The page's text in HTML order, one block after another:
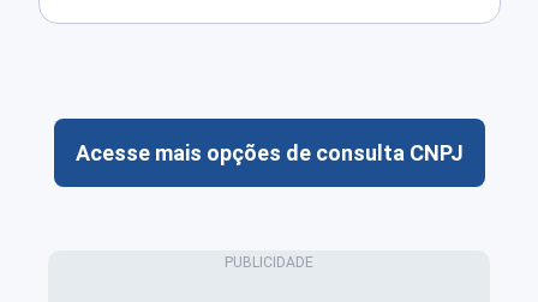
Acesse mais opções de consulta CNPJ